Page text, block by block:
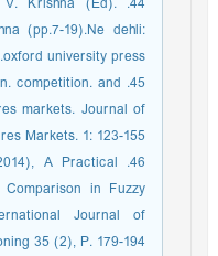
(pp.7-19).Ne dehli:
oxford university press..
competition. and
markets. Journal of
Markets. 1: 123-155. .
A Practical
in Fuzzy
Journal of
35 (2), P. 179-194.